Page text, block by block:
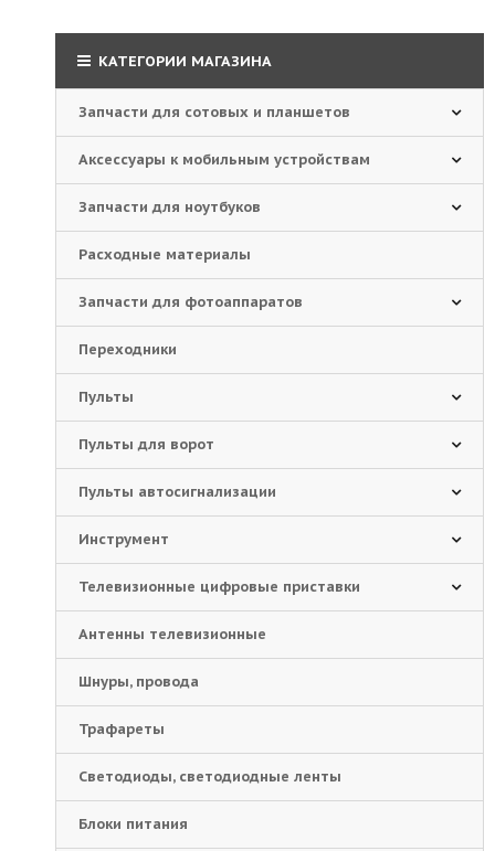
КАТЕГОРИИ МАГАЗИНА
Запчасти для сотовых и планшетов
Аксессуары к мобильным устройствам
Запчасти для ноутбуков
Расходные материалы
Запчасти для фотоаппаратов
Переходники
Пульты
Пульты для ворот
Пульты автосигнализации
Инструмент
Телевизионные цифровые приставки
Антенны телевизионные
Шнуры, провода
Трафареты
Светодиоды, светодиодные ленты
Блоки питания